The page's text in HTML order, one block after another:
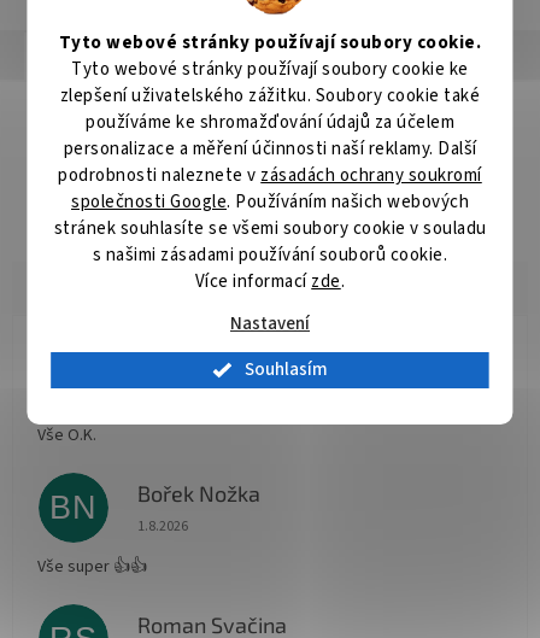
Tyto webové stránky používají soubory cookie.
Tyto webové stránky používají soubory cookie ke
zlepšení uživatelského zážitku. Soubory cookie také
používáme ke shromažďování údajů za účelem
personalizace a měření účinnosti naší reklamy. Další
podrobnosti naleznete v zásadách ochrany soukromí
společnosti Google. Používáním našich webových
stránek souhlasíte se všemi soubory cookie v souladu
s našimi zásadami používání souborů cookie.
Více informacízde.
Nastavení
Souhlasím
Popis Hodnocení Diskuze
Detailní popis produktu
Pilové kotouče se zapuštěnými zuby jsou vhodné pro řezání
sukovitého dřeva nebo stavebního dřeva okružními pilami.
Speciální úprava zubů zaručuje dlouhou životnost kotouče.
Radomír Hurník
Hodnocení obchodu je 5 z 5 hvězdiček.
3.8.2026
Vše O.K.
BN Bořek Nožka
Hodnocení obchodu je 5 z 5 hvězdiček.
1.8.2026
Vše super 👍👍
Roman Svačina